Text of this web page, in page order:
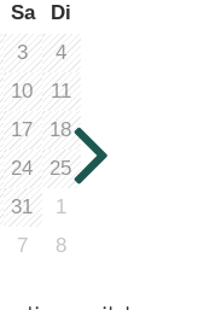
Sa
Di
3
4
10
11
17
18
24
25
31
1
7 8